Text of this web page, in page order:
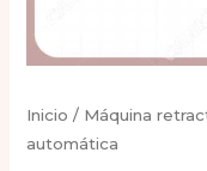
Inicio / Máquina
automática